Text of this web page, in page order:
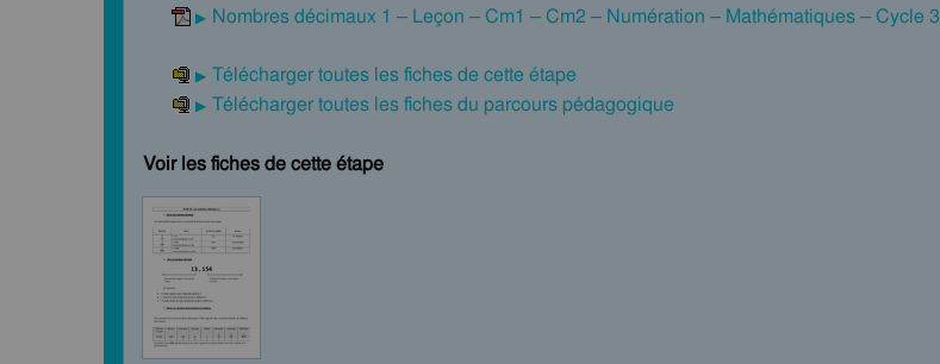
Nombres décimaux 1 – Leçon – Cm1 – Cm2 – Numération – Mathématiques – Cycle 3
Télécharger toutes les fiches de cette étape
Télécharger toutes les fiches du parcours pédagogique
Voir les fiches de cette étape